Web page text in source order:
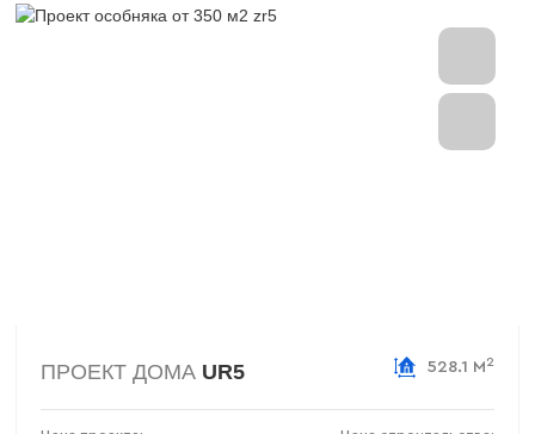
ПРОЕКТ ДОМА UR5 528.1 М 2